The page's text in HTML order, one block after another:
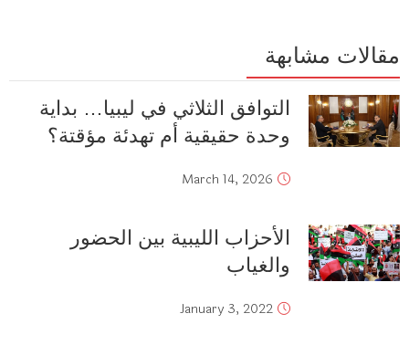
مقالات مشابهة
التوافق الثلاثي في ليبيا… بداية
وحدة حقيقية أم تهدئة مؤقتة؟
March 14, 2026
الأحزاب الليبية بين الحضور
والغياب
January 3, 2022